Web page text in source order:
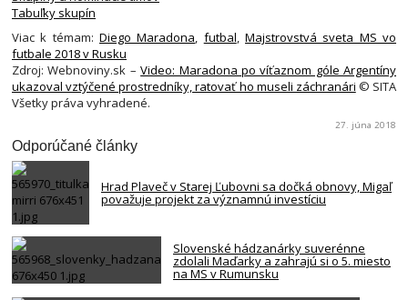
Tabuľky skupín
Viac k témam: Diego Maradona, futbal,Majstrovstvá sveta MS vo
futbale 2018 v Rusku
Zdroj: Webnoviny.sk –Video: Maradona po víťaznom góle Argentíny
ukazoval vztýčené prostredníky, ratovať ho museli záchranári © SITA
Všetky práva vyhradené.
27. júna 2018
Odporúčané články
Hrad Plaveč v Starej Ľubovni sa dočká obnovy, Migaľ
považuje projekt za významnú investíciu
Slovenské hádzanárky suverénne
zdolali Maďarky a zahrajú si o 5. miesto
na MS v Rumunsku